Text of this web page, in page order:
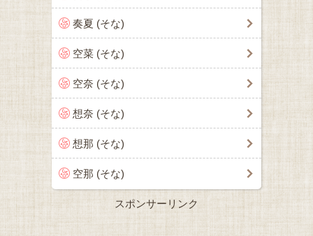
奏夏 (そな)
空菜 (そな)
空奈 (そな)
想奈 (そな)
想那 (そな)
空那 (そな)
スポンサーリンク